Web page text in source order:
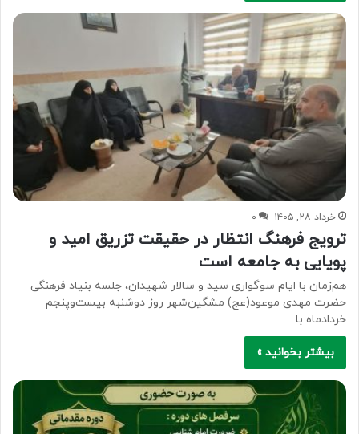
خرداد ۲۸, ۱۴۰۵ ۰
ترویج فرهنگ انتظار در حقیقت تزریق امید و
پویایی به جامعه است
هم‌زمان با ایام سوگواری سید و سالار شهیدان، جلسه بنیاد فرهنگی
حضرت مهدی موعود(عج) مشگین‌شهر روز دوشنبه بیست‌وپنجم
خردادماه با…
بیشتر بخوانید »